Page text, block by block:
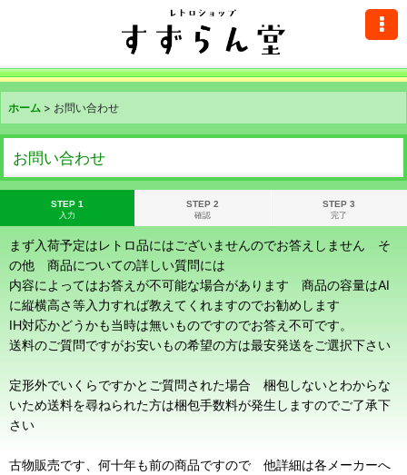
ホーム > お問い合わせ
お問い合わせ
STEP 1
入力
STEP 2
確認
STEP 3
完了
まず入荷予定はレトロ品にはございませんのでお答えしません そ
の他 商品についての詳しい質問には
内容によってはお答えが不可能な場合があります 商品の容量はAI
に縦横高さ等入力すれば教えてくれますのでお勧めします
IH対応かどうかも当時は無いものですのでお答え不可です。
送料のご質問ですがお安いもの希望の方は最安発送をご選択下さい
定形外でいくらですかとご質問された場合 梱包しないとわからな
いため送料を尋ねられた方は梱包手数料が発生しますのでご了承下
さい
古物販売です、何十年も前の商品ですので 他詳細は各メーカーへ